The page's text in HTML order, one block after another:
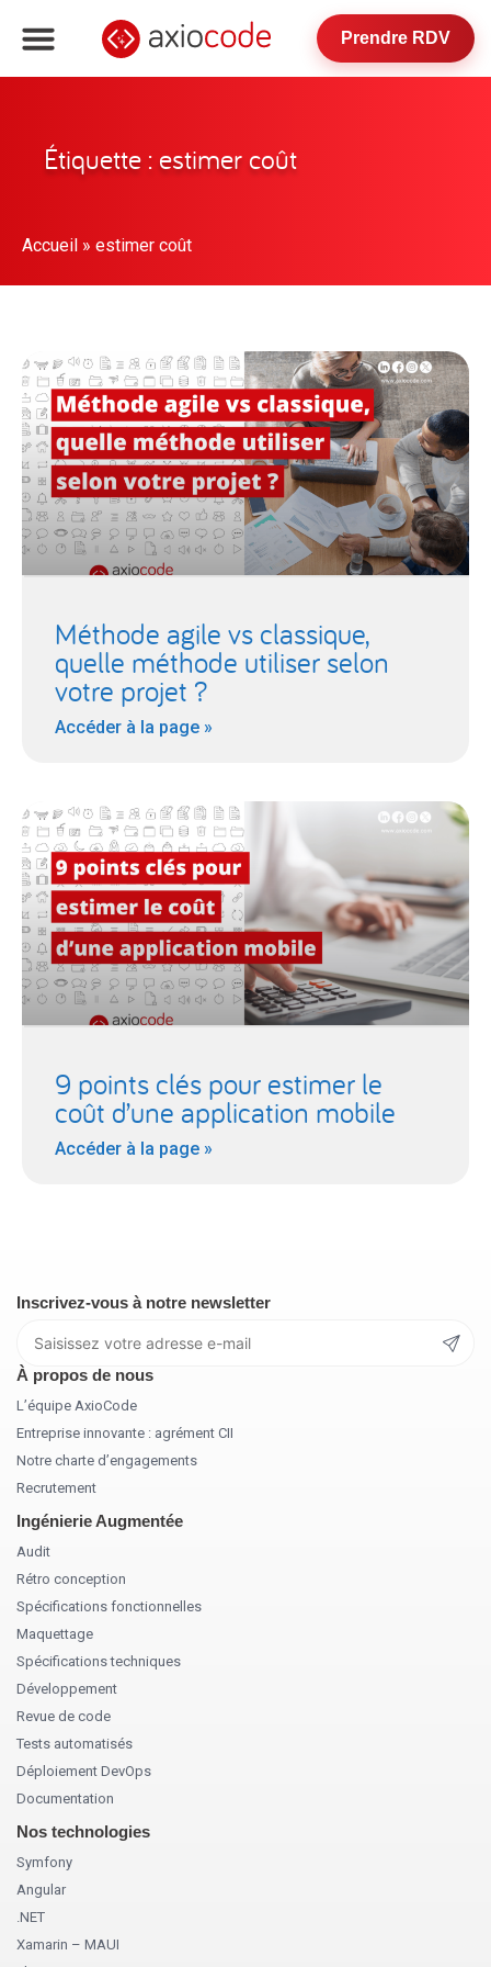
Prendre RDV
Étiquette : estimer coût
Accueil » estimer coût
Méthode agile vs classique,
quelle méthode utiliser selon
votre projet ?
Accéder à la page »
9 points clés pour estimer le
coût d’une application mobile
Accéder à la page »
Inscrivez-vous à notre newsletter
À propos de nous
L’équipe AxioCode
Entreprise innovante : agrément CII
Notre charte d’engagements
Recrutement
Ingénierie Augmentée
Audit
Rétro conception
Spécifications fonctionnelles
Maquettage
Spécifications techniques
Développement
Revue de code
Tests automatisés
Déploiement DevOps
Documentation
Nos technologies
Symfony
Angular
.NET
Xamarin – MAUI